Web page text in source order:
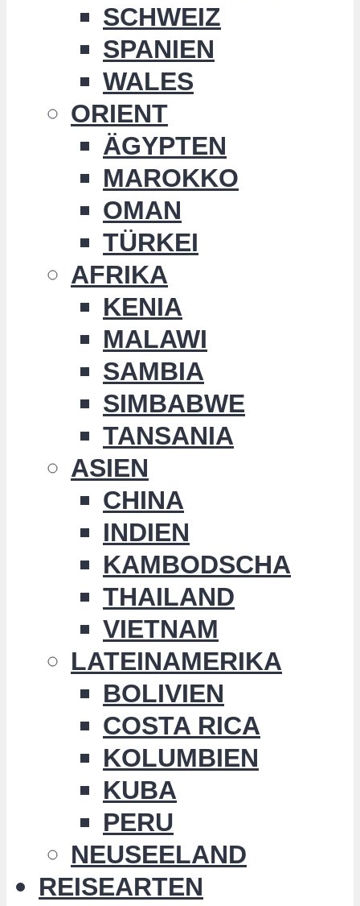
SCHWEIZ
SPANIEN
WALES
ORIENT
ÄGYPTEN
MAROKKO
OMAN
TÜRKEI
AFRIKA
KENIA
MALAWI
SAMBIA
SIMBABWE
TANSANIA
ASIEN
CHINA
INDIEN
KAMBODSCHA
THAILAND
VIETNAM
LATEINAMERIKA
BOLIVIEN
COSTA RICA
KOLUMBIEN
KUBA
PERU
NEUSEELAND
REISEARTEN